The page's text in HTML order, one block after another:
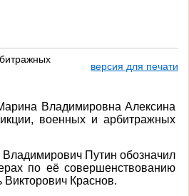
версия для печати
Владимировна Алексина
военных и арбитражных
Путин обозначил
по её совершенствованию
Краснов.